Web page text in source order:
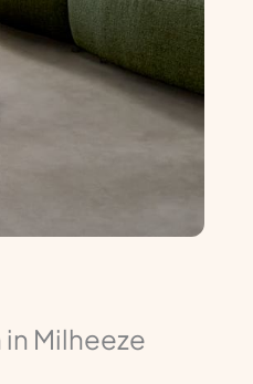
Milheeze